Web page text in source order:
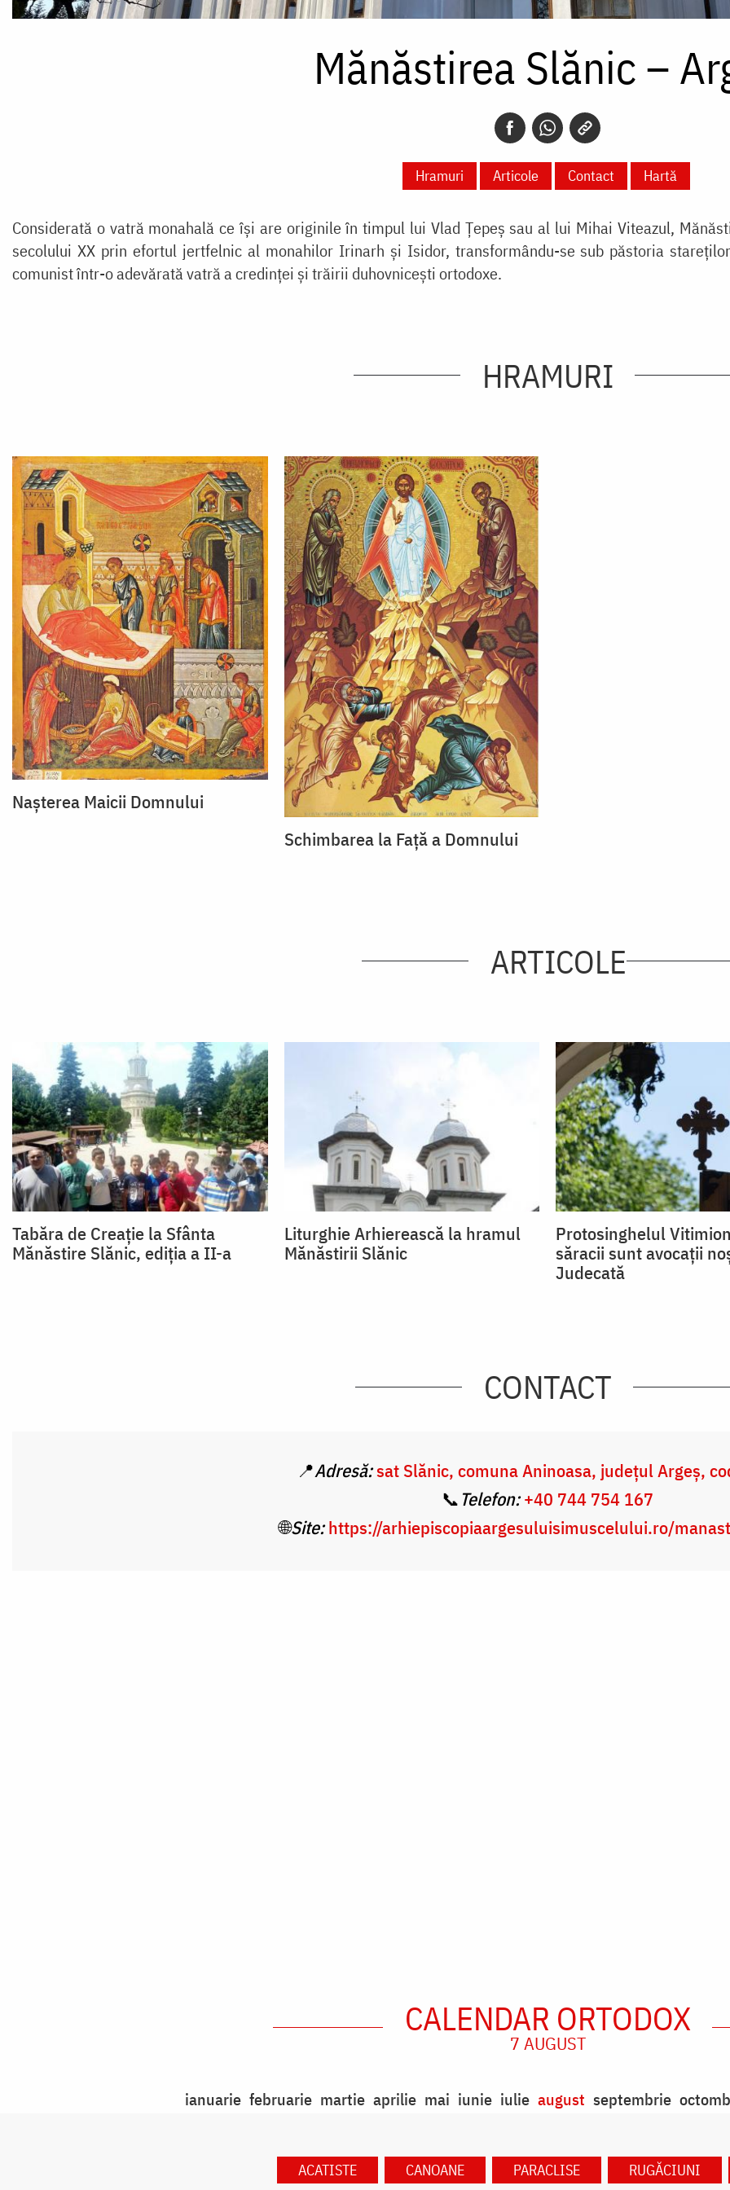
Mănăstirea Slănic –
Hramuri Articole Contact Hartă
Considerată o vatră monahală ce își are originile în timpul lui Vlad Țepeș sau al lui Mihai Viteazul,
secolului XX prin efortul jertfelnic al monahilor Irinarh și Isidor, transformându-se sub păstoria
comunist într-oadevărată vatră a credinței și trăirii duhovnicești ortodoxe.
HRAMURI
Nașterea Maicii Domnului
Schimbarea la Față a Domnului
ARTICOLE
Tabăra de Creație la Sfânta
Mănăstire Slănic, ediția a II-a
Liturghie Arhierească la hramul
Mănăstirii Slănic
Protosinghelul
săracii sunt avocații
Judecată
CONTACT
📍Adresă: sat Slănic, comuna Aninoasa, județul Argeș,
📞 Telefon: +40 744 754 167
🌐Site: https://arhiepiscopiaargesuluisimuscelului.ro/
CALENDAR ORTODOX
7 AUGUST
ianuarie februarie martie aprilie mai iunie iulie august septembrie
ACATISTE CANOANE PARACLISE RUGĂCIUNI